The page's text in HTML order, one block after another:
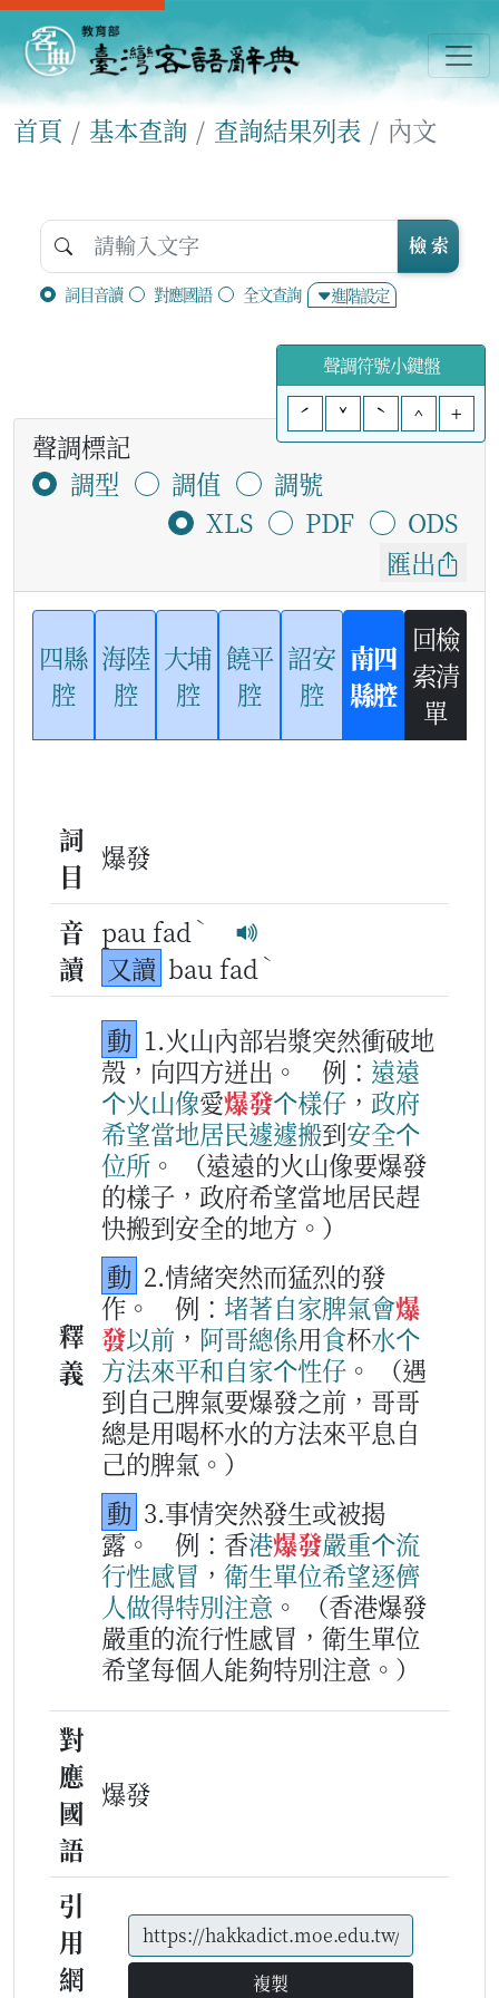
首頁 基本查詢 查詢結果列表 內文
詞目音讀 對應國語 全文查詢 進階設定
檢 索
聲調符號小鍵盤
ˊ
ˇ ˋ ^ +
聲調標記
調型
調值
調號
XLS
PDF
ODS
匯出
四縣
腔
海陸
腔
大埔
腔
饒平
腔
詔安
腔
南四
縣腔
回檢
索清
單
詞
目
爆發
音
讀
pau fad ˋ
又讀 bau fad ˋ
釋
義
動 1.火山內部岩漿突然衝破地
殼，向四方迸出。
例： 遠遠
个火山像愛爆發个樣仔 ， 政府
希望當地居民遽遽搬到安全个
位所 。
（遠遠的火山像要爆發
的樣子，政府希望當地居民趕
快搬到安全的地方。）
動 2.情緒突然而猛烈的發
作。
例： 堵著自家脾氣會爆
發以前 ， 阿哥總係用食杯水个
方法來平和自家个性仔 。
（遇
到自己脾氣要爆發之前，哥哥
總是用喝杯水的方法來平息自
己的脾氣。）
動 3.事情突然發生或被揭
露。
例：香港爆發嚴重个流
行性感冒 ， 衛生單位希望逐儕
人做得特別注意 。
（香港爆發
嚴重的流行性感冒，衛生單位
希望每個人能夠特別注意。）
對
應
國
語
爆發
引
用
網
複製